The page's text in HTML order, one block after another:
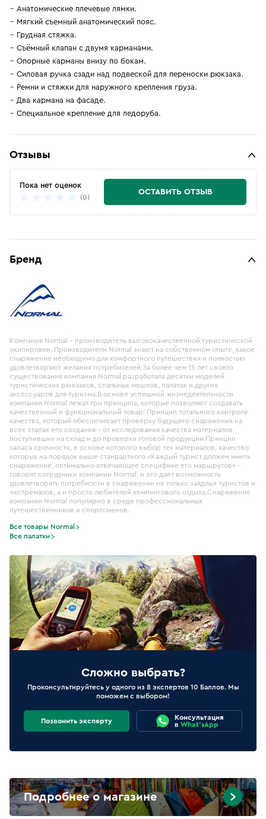
Анатомические плечевые лямки.
Мягкий съемный анатомический пояс.
Грудная стяжка.
Съёмный клапан с двумя карманами.
Опорные карманы внизу по бокам.
Силовая ручка сзади над подвеской для переноски рюкзака.
Ремни и стяжки для наружного крепления груза.
Два кармана на фасаде.
Специальное крепление для ледоруба.
Отзывы
Пока нет оценок
(0)
ОСТАВИТЬ ОТЗЫВ
Бренд
Компания Normal – производитель высококачественной туристической
экипировки. Производители Normal знают на собственном опыте, какое
снаряжение необходимо для комфортного путешествия и полностью
удовлетворяют желания потребителей.За более чем 15 лет своего
существования компания Normal разработала десятки моделей
туристических рюкзаков, спальных мешков, палаток и других
аксессуаров для туризма.В основе успешной жизнедеятельности
компании Normal лежат три принципа, которые позволяют создавать
качественный и функциональный товар: Принцип тотального контроля
качества, который обеспечивает проверку будущего снаряжения на
всех этапах его создания – от исследования качества материалов,
поступивших на склад и до проверки готовой продукции.Принцип
запаса прочности, в основе которого выбор тех материалов, качество
которых на порядок выше стандартного.«Каждый турист должен иметь
снаряжение, оптимально отвечающее специфике его маршрутов» -
говорят сотрудники компании Normal, и это дает возможность
удовлетворять потребности в снаряжении не только заядлых туристов и
экстремалов, а и просто любителей кемпингового отдыха.Снаряжение
компании Normal популярно в среде профессиональных
путешественников и спортсменов.
Все товары Normal
Все палатки
Сложно выбрать?
Проконсультируйтесь у одного из 8 экспертов 10 Баллов. Мы
поможем с выбором!
Позвонить эксперту
Консультация
в What'sApp
Подробнее о магазине